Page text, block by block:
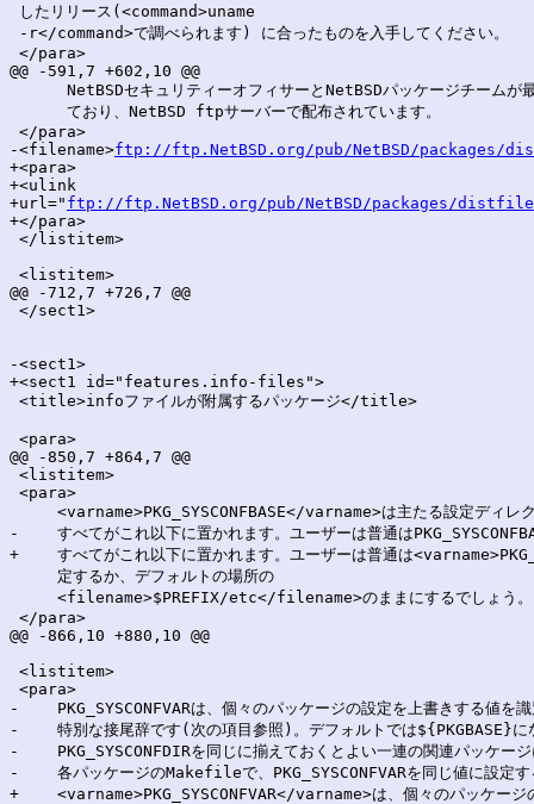
したリリース(<command>uname
-r</command>で調べられます) に合ったものを入手してください。
</para>
@@ -591,7 +602,10 @@
NetBSDセキュリティーオフィサーとNetBSDパッケージチームが
      ており、NetBSD ftpサーバーで配布されています。
</para>
-<filename>ftp://ftp.NetBSD.org/pub/NetBSD/
+<para>
+<ulink
+url=" ftp://ftp.NetBSD.org/pub/NetBSD/packages/
+</para>
</listitem>
<listitem>
@@ -712,7 +726,7 @@
</sect1>
-<sect1>
+<sect1 id="features.info-files">
<title>infoファイルが附属するパッケージ</title>
<para>
@@ -850,7 +864,7 @@
<listitem>
<para>
<varname>PKG_SYSCONFBASE</varname>は主たる設定ディレク
-    すべてがこれ以下に置かれます。ユーザーは普通は
+    すべてがこれ以下に置かれます。ユーザーは普通は
     定するか、デフォルトの場所の
     <filename>$PREFIX/etc</filename>のままにするでしょう。
</para>
@@ -866,10 +880,10 @@
<listitem>
<para>
-    PKG_SYSCONFVARは、個々のパッケージの設定を上書きする値を
-    特別な接尾辞です(次の項目参照)。デフォルトでは${PKGBASE}に
-    PKG_SYSCONFDIRを同じに揃えておくとよい一連の関連パッケー
-    各パッケージのMakefileで、PKG_SYSCONFVARを同じ値に設定す
+    <varname>PKG_SYSCONFVAR</varname>は、個々のパッケージ